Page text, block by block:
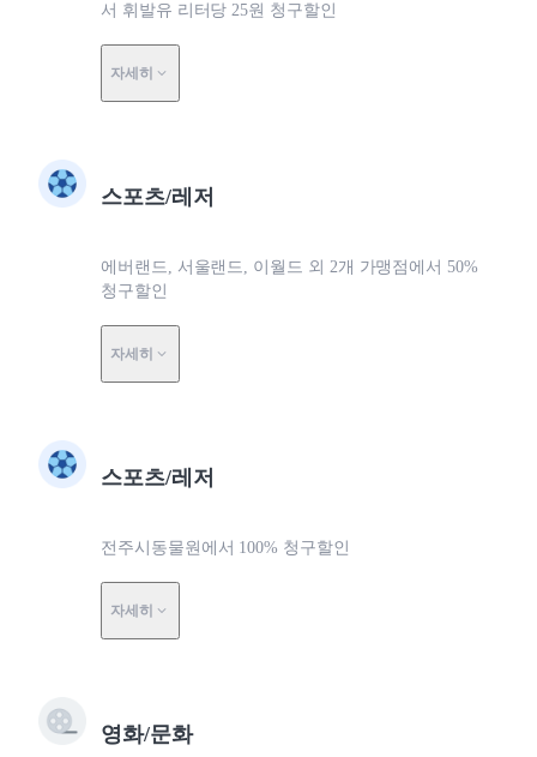
서 휘발유 리터당 25원 청구할인
자세히
스포츠/레저
에버랜드, 서울랜드, 이월드 외 2개 가맹점에서 50%
청구할인
자세히
스포츠/레저
전주시동물원에서 100% 청구할인
자세히
영화/문화